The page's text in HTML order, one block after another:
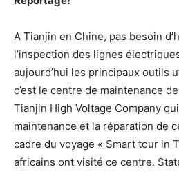
A Tianjin en Chine, pas besoin
l’inspection des lignes
aujourd’hui les principaux outils
c’est le centre de maintenance
Tianjin High Voltage Company
maintenance et la réparation de
cadre du voyage « Smart tour in
africains ont visité ce centre.